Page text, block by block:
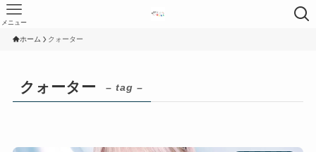
メニュー
ホーム クォーター
クォーター – tag –